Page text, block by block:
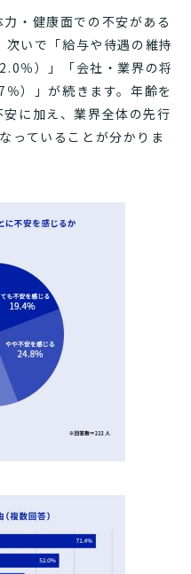
・健康面での不安がある
いで「給与や待遇の維持
％）」「会社・業界の将
）」が続きます。年齢を
に加え、業界全体の先行
っていることが分かりま